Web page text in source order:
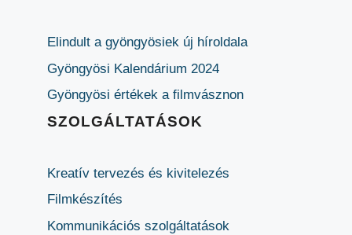
Elindult a gyöngyösiek új híroldala
Gyöngyösi Kalendárium 2024
Gyöngyösi értékek a filmvásznon
SZOLGÁLTATÁSOK
Kreatív tervezés és kivitelezés
Filmkészítés
Kommunikációs szolgáltatások